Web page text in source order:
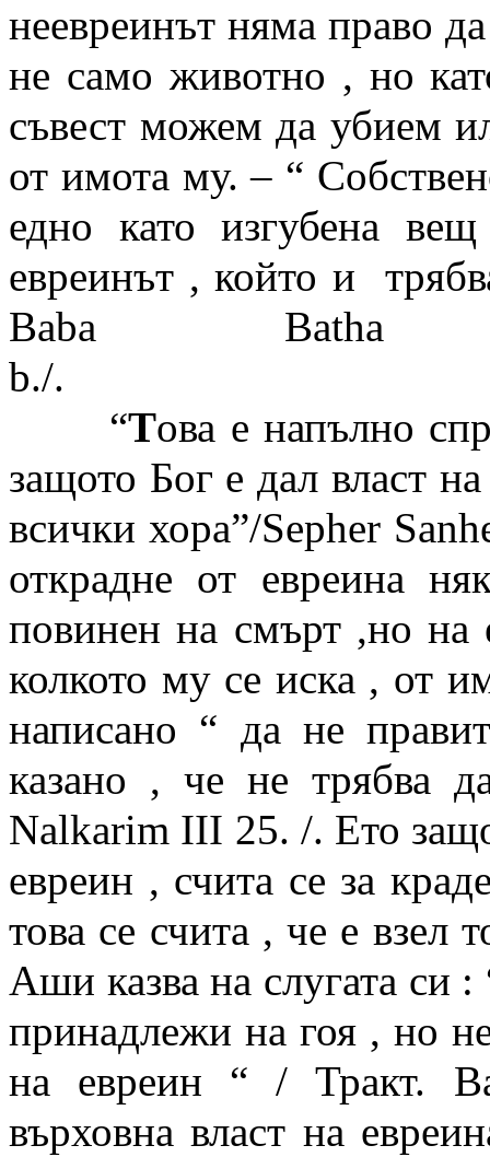
неевреинът няма право
не само животно , но
съвест можем да убием
от имота му. – “
едно като изгубена
евреинът , който и
Baba
“Това е напълно
защото Бог е дал власт
всички хора”/Sepher
открадне от евреина
повинен на смърт ,но на
колкото му се иска , от
написано “ да не
казано , че не трябва
Nalkarim III 25. /. Ето
евреин , счита се за
това се счита , че е
Аши казва на слугата си
принадлежи на гоя , но
на евреин “ / Тракт.
върховна власт на